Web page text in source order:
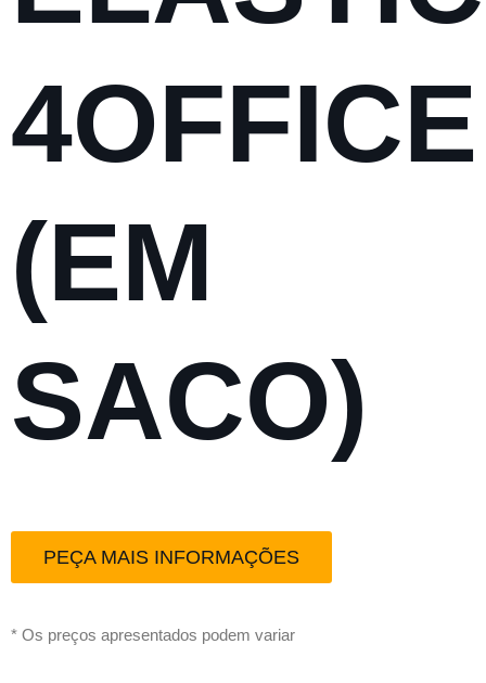
4OFFICE
(EM
SACO)
PEÇA MAIS INFORMAÇÕES
* Os preços apresentados podem variar